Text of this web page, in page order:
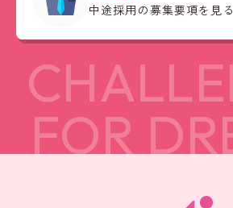
中途採用の募集要項を見る